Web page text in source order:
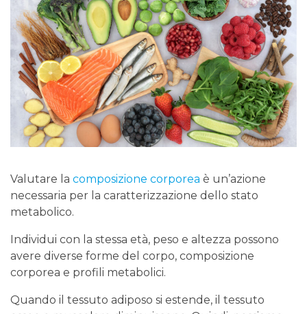
Valutare la composizione corporea è un’azione
necessaria per la caratterizzazione dello stato
metabolico.
Individui con la stessa età, peso e altezza possono
avere diverse forme del corpo, composizione
corporea e profili metabolici.
Quando il tessuto adiposo si estende, il tessuto